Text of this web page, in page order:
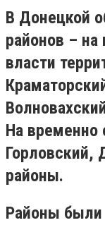
В Донецкой
районов – на
власти
На временно
Горловский,
районы.
Районы